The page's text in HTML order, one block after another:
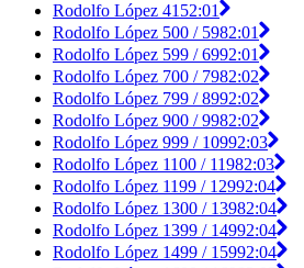
Rodolfo López 4152:01
Rodolfo López 500 / 5982:01
Rodolfo López 599 / 6992:01
Rodolfo López 700 / 7982:02
Rodolfo López 799 / 8992:02
Rodolfo López 900 / 9982:02
Rodolfo López 999 / 10992:03
Rodolfo López 1100 / 11982:03
Rodolfo López 1199 / 12992:04
Rodolfo López 1300 / 13982:04
Rodolfo López 1399 / 14992:04
Rodolfo López 1499 / 15992:04